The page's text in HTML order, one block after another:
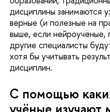
дисциплины занимаются
верные (и полезные на
выше, если нейроучёные,
другие специалисты
хотя бы учитывать
дисциплин.
С помощью